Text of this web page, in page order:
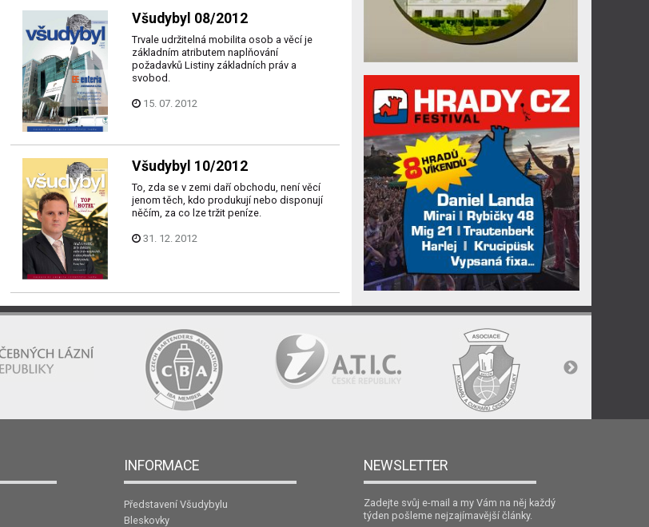
Všudybyl 08/2012
Trvale udržitelná mobilita osob a věcí je
základním atributem naplňování
požadavků Listiny základních práv a
svobod.
15. 07. 2012
Všudybyl 10/2012
To, zda se v zemi daří obchodu, není věcí
jenom těch, kdo produkují nebo disponují
něčím, za co lze tržit peníze.
31. 12. 2012
INFORMACE
Představení Všudybylu
Bleskovky
NEWSLETTER
Zadejte svůj e-mail a my Vám na něj každý
týden pošleme nejzajímavější články.